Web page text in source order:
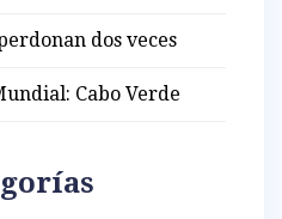
dos veces
Cabo Verde